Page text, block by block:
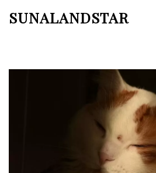
SUNALANDSTAR